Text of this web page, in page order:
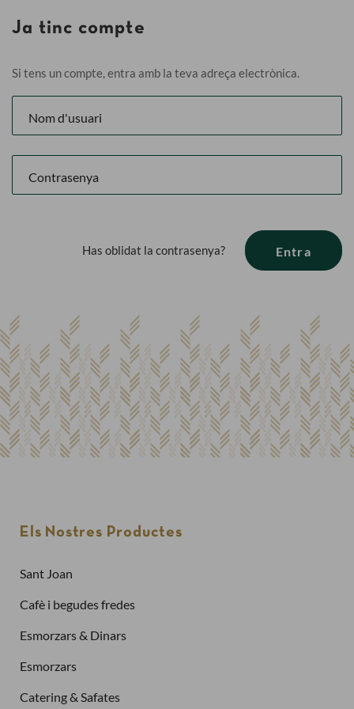
Ja tinc compte
Si tens un compte, entra amb la teva adreça electrònica.
Entra
Has oblidat la contrasenya?
Els Nostres Productes
Sant Joan
Cafè i begudes fredes
Esmorzars & Dinars
Esmorzars
Catering & Safates